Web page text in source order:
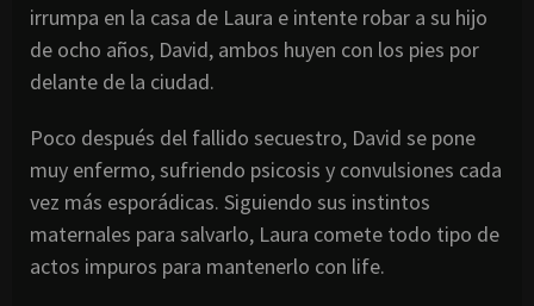
irrumpa en la casa de Laura e intente robar a su hijo
de ocho años, David, ambos huyen con los pies por
delante de la ciudad.
Poco después del fallido secuestro, David se pone
muy enfermo, sufriendo psicosis y convulsiones cada
vez más esporádicas. Siguiendo sus instintos
maternales para salvarlo, Laura comete todo tipo de
actos impuros para mantenerlo con life.